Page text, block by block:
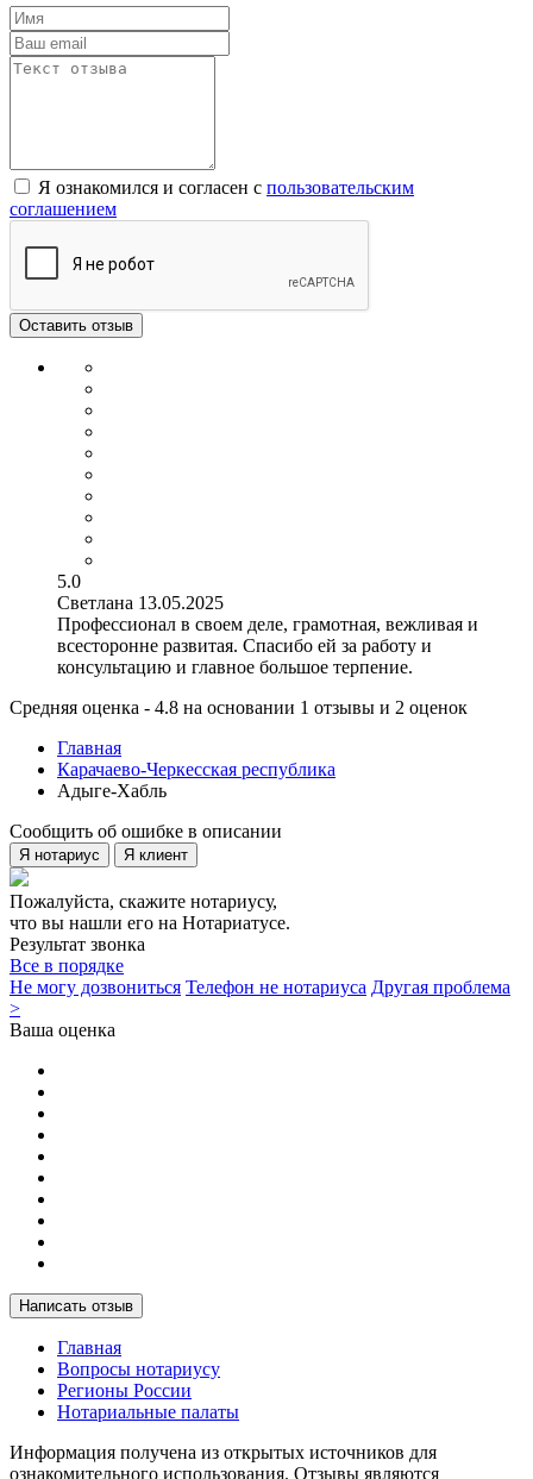
Я ознакомился и согласен с пользовательским
соглашением
Оставить отзыв
5.0
Светлана 13.05.2025
Профессионал в своем деле, грамотная, вежливая и
всесторонне развитая. Спасибо ей за работу и
консультацию и главное большое терпение.
Средняя оценка - 4.8 на основании 1 отзывы и 2 оценок
Главная
Карачаево-Черкесская республика
Адыге-Хабль
Сообщить об ошибке в описании
Я нотариус Я клиент
Пожалуйста, скажите нотариусу,
что вы нашли его на Нотариатусе.
Результат звонка
Все в порядке
Не могу дозвониться Телефон не нотариуса Другая проблема
>
Ваша оценка
Написать отзыв
Главная
Вопросы нотариусу
Регионы России
Нотариальные палаты
Информация получена из открытых источников для
ознакомительного использования. Отзывы являются